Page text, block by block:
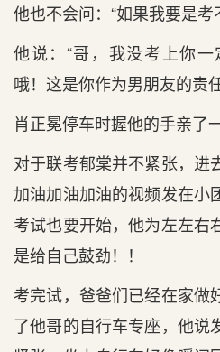
他也不会问：“如果我要是考
他说：“哥，我没考上你
哦！这是你作为男朋友的责
肖正冕停车时握他的手亲了
对于联考郁棠并不紧张，进
加油加油加油的视频发在小
考试也要开始，他为左左右
是给自己鼓劲！！
考完试，爸爸们已经在家做
了他哥的自行车专座，他说